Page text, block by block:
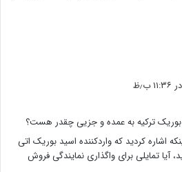
ترکیه به عمده و جزیی چقدر هست؟
اشاره کردید که واردکننده اسید بوریک اتی
آیا تمایلی برای واگذاری نمایندگی فروش